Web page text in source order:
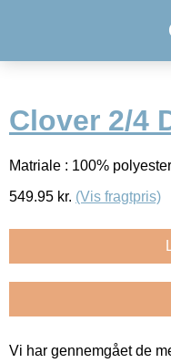
Clover 2/4
Matriale : 100%
549.95 kr. (Vis fragtpris)
Vi har gennemgået de